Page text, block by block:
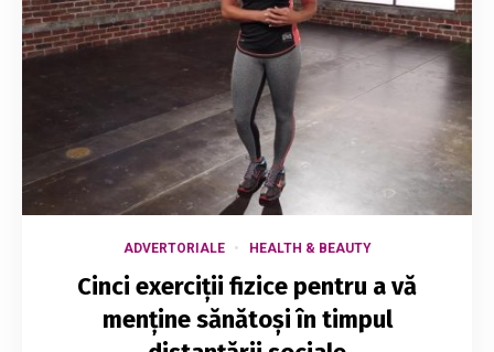
ADVERTORIALE HEALTH & BEAUTY
Cinci exerciții fizice pentru a vă
menține sănătoși în timpul